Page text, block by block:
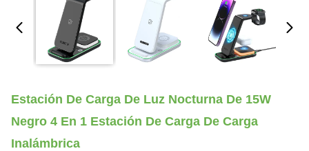
Estación De Carga De Luz Nocturna De 15W
Negro 4 En 1 Estación De Carga De Carga
Inalámbrica